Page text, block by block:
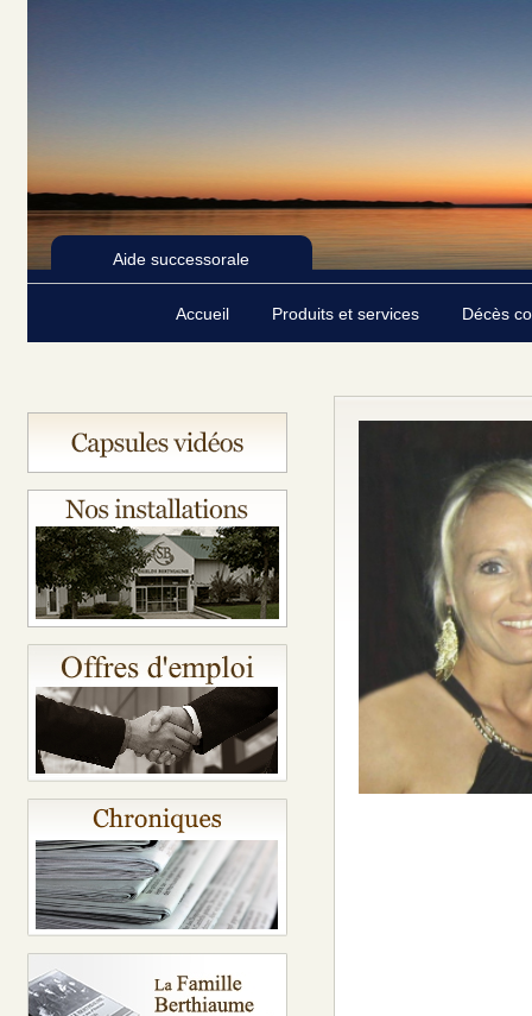
Aide successorale
Accueil Produits et services Décès